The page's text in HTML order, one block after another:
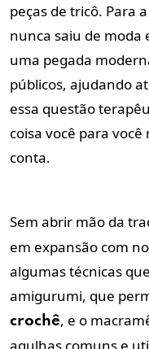
peças de tricô. Para
nunca saiu de moda
uma pegada
públicos, ajudando
essa questão
coisa você para
conta.
Sem abrir mão da
em expansão com
algumas técnicas
amigurumi, que
crochê, e o